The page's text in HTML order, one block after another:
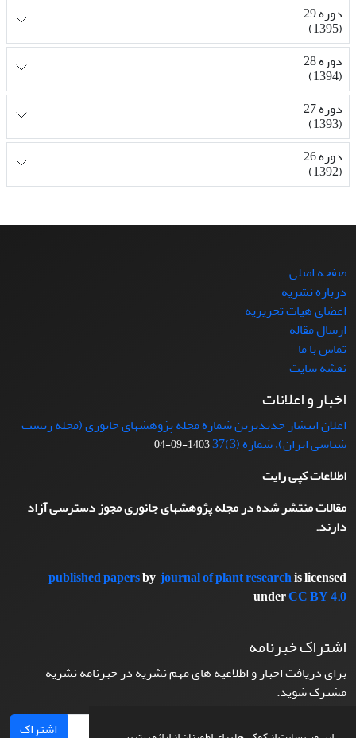
دوره 29
(1395)
دوره 28
(1394)
دوره 27
(1393)
دوره 26
(1392)
صفحه اصلی
درباره نشریه
اعضای هیات تحریریه
ارسال مقاله
تماس با ما
نقشه سایت
اخبار و اعلانات
اعلان انتشار جدیدترین شماره مجله پژوهشهای جانوری (مجله زیست
شناسی ایران)، شماره (3)37
1403-09-04
اطلاعات کپی رایت
مقالات منتشر شده در مجله پژوهشهای جانوری مجوز دسترسی آزاد
دارند.
published papersbyjournal of plant researchis licensed
underCC BY 4.0
اشتراک خبرنامه
برای دریافت اخبار و اطلاعیه های مهم نشریه در خبرنامه نشریه
مشترک شوید.
اشتراک